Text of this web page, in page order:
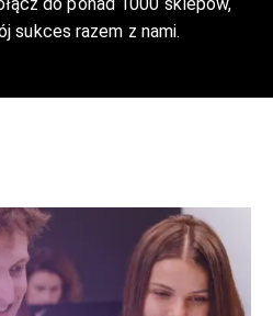
do ponad 1000 sklepów,
sukces razem z nami.